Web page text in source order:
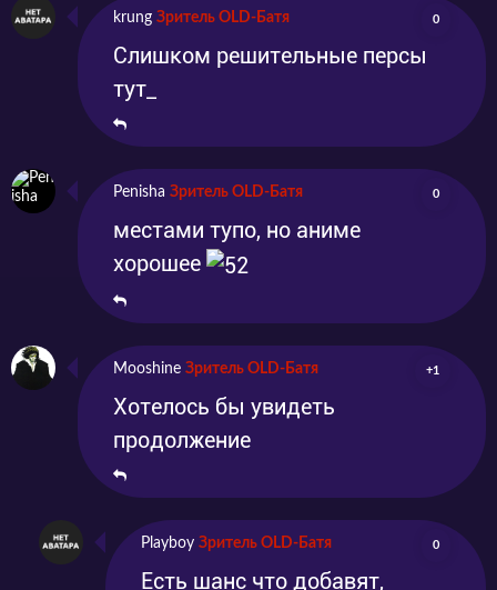
Серия 12
Эпизод 12 2024-04-04 2024-04-04
krung Зритель OLD-Батя 0
Слишком решительные персы
тут_
Penisha Зритель OLD-Батя 0
местами тупо, но аниме
хорошее
Mooshine Зритель OLD-Батя +1
Хотелось бы увидеть
продолжение
Playboy Зритель OLD-Батя 0
Есть шанс что добавят,